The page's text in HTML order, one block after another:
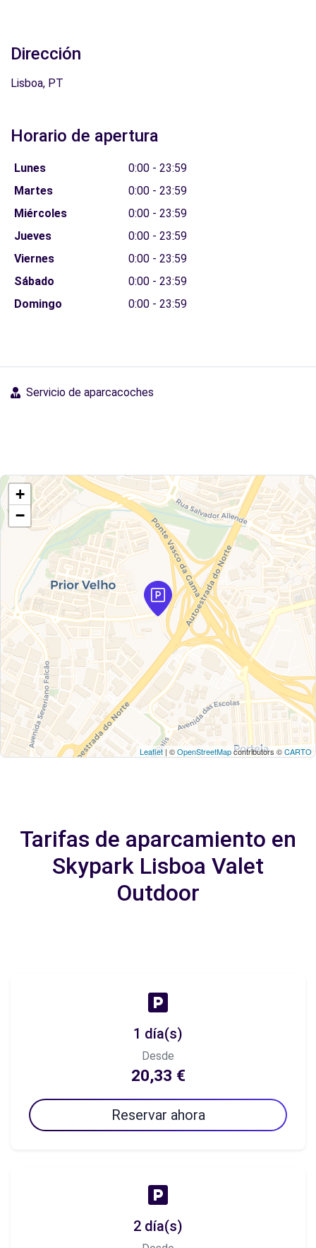
Dirección
Lisboa, PT
Horario de apertura
Lunes
0:00 - 23:59
Martes
0:00 - 23:59
Miércoles
0:00 - 23:59
Jueves
0:00 - 23:59
Viernes
0:00 - 23:59
Sábado
0:00 - 23:59
Domingo
0:00 - 23:59
Servicio de aparcacoches
+
−
Leaflet | ©OpenStreetMapcontributors ©CARTO
Tarifas de aparcamiento en
Skypark Lisboa Valet
Outdoor
1 día(s)
Desde
20,33 €
Reservar ahora
2 día(s)